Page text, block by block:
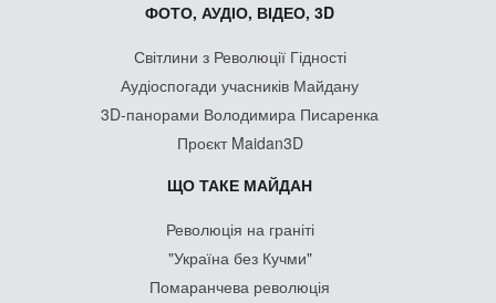
ФОТО, АУДІО, ВІДЕО, 3D
Світлини з Революції Гідності
Аудіоспогади учасників Майдану
3D-панорами Володимира Писаренка
Проєкт Maidan3D
ЩО ТАКЕ МАЙДАН
Революція на граніті
"Україна без Кучми"
Помаранчева революція